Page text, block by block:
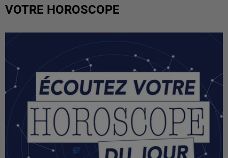
VOTRE HOROSCOPE